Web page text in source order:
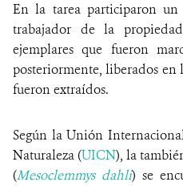
En la tarea participaron
trabajador de la
ejemplares que fueron
posteriormente, liberados en
fueron extraídos.
Según la Unión
Naturaleza (UICN), la
(Mesoclemmys dahli) se